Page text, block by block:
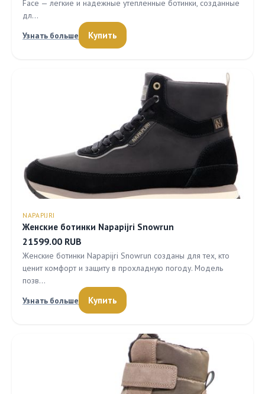
Face — легкие и надежные утепленные ботинки, созданные
дл…
Узнать больше
Купить
NAPAPIJRI
Женские ботинки Napapijri Snowrun
21599.00 RUB
Женские ботинки Napapijri Snowrun созданы для тех, кто
ценит комфорт и защиту в прохладную погоду. Модель
позв…
Узнать больше
Купить